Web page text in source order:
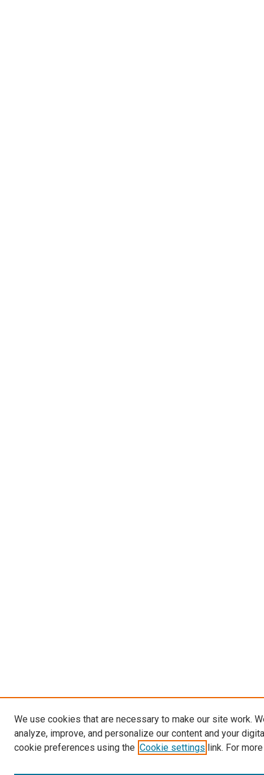
We use cookies that are necessary to make our site work.
analyze, improve, and personalize our content and your
cookie preferences using the Cookie settings link. For